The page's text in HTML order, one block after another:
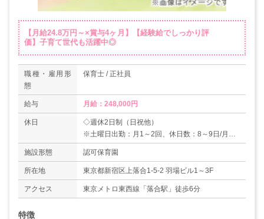
【月給24.8万円～×賞与4ヶ月】【経験給でしっかり評
価】子育て世代も活躍中◎
職種・雇用形
態
保育士 / 正社員
給与 月給：248,000円
休日
◇週休2日制（日祝他）
※土曜日出勤：月1～2回、休日数：8～9日/月
◇有給休暇
◇年末年始休暇
◇出産・育児休暇
施設形態 認可保育園
所在地 東京都新宿区上落合1-5-2 羽場ビル1～3F
アクセス 東京メトロ東西線「落合駅」徒歩6分
特徴